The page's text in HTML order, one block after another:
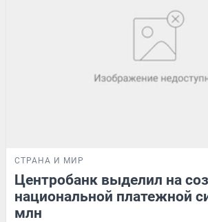
СТРАНА И МИР
Центробанк выделил на
национальной платежной
млн